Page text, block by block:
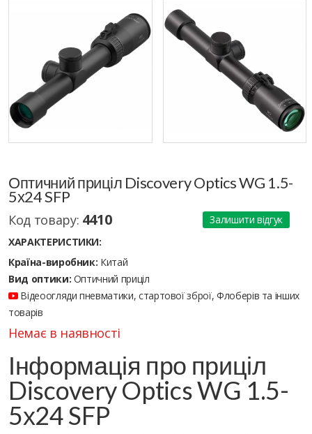
Оптичний приціл Discovery Optics WG 1.5-
5х24 SFP
Код товару: 4410
Залишити відгук
ХАРАКТЕРИСТИКИ:
Країна-виробник: Китай
Вид оптики: Оптичний приціл
Відеоогляди пневматики, стартової зброї, Флоберів та інших
товарів
Немає в наявності
Інформація про приціл
Discovery Optics WG 1.5-
5х24 SFP